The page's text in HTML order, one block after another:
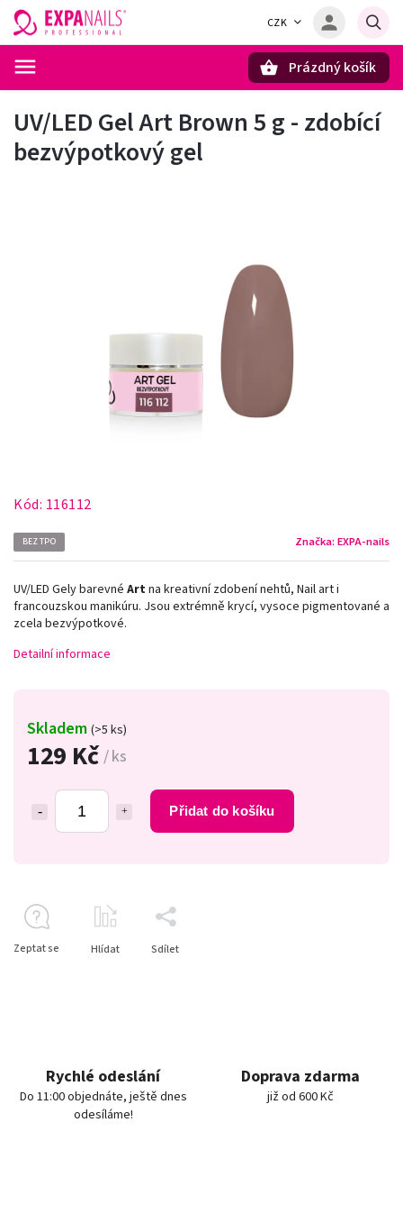
CZK
Prázdný košík
UV/LED Gel Art Brown 5 g - zdobící
bezvýpotkový gel
Kód: 116112
BEZ TPO Značka: EXPA-nails
129 Kč / ks
Přidat do košíku
Skladem (>5 ks)
UV/LED Gely barevné Artna kreativní zdobení nehtů, Nail art i
francouzskou manikúru. Jsou extrémně krycí, vysoce pigmentované a
zcela bezvýpotkové.
Detailní informace
Zeptat se Hlídat Sdílet
Rychlé odeslání
Do 11:00 objednáte, ještě dnes
odesíláme!
Doprava zdarma
již od 600 Kč